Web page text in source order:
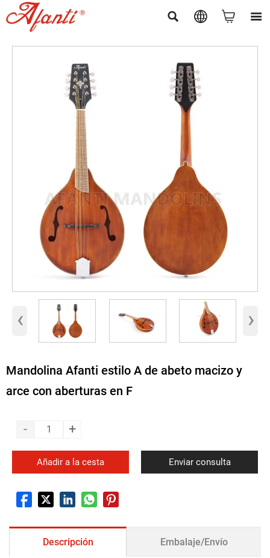
   
‹ ›
Mandolina Afanti estilo A de abeto macizo y
arce con aberturas en F
- +
Añadir a la cesta Enviar consulta
Descripción Embalaje/Envío